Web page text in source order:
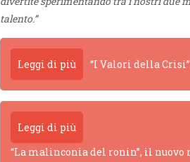
talento.”
Leggi di più “I Valori della
Leggi di più
“La malinconia del ronin”, il